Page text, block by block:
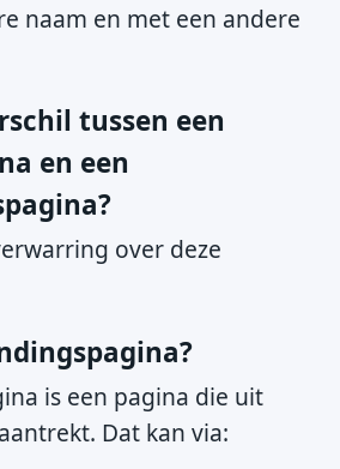
naam en met een andere
tussen een
en een
over deze
is een pagina die uit
Dat kan via: